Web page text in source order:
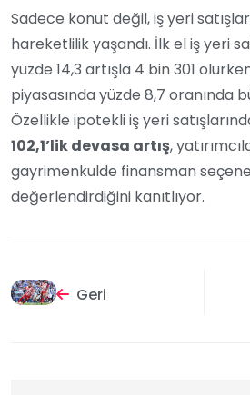
Sadece konut değil, iş yeri
hareketlilik yaşandı. İlk el iş yeri
yüzde 14,3 artışla 4 bin 301
piyasasında yüzde 8,7 oranında
Özellikle ipotekli iş yeri
102,1’lik devasa artış,
gayrimenkulde finansman
değerlendirdiğini kanıtlıyor.
Geri